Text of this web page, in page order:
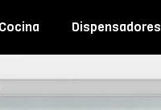
Cocina Dispensadores